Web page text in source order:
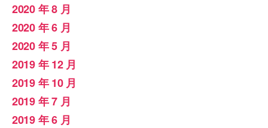
2020 年 8 月
2020 年 6 月
2020 年 5 月
2019 年 12 月
2019 年 10 月
2019 年 7 月
2019 年 6 月